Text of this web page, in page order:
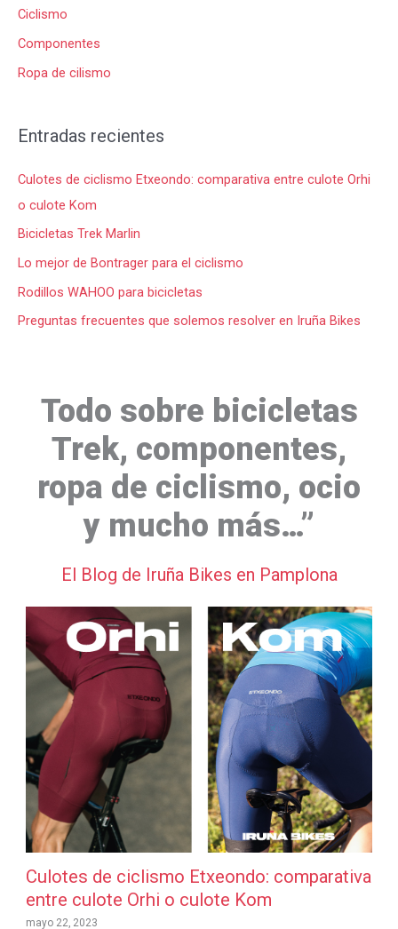
Ciclismo
Componentes
Ropa de cilismo
Entradas recientes
Culotes de ciclismo Etxeondo: comparativa entre culote Orhi
o culote Kom
Bicicletas Trek Marlin
Lo mejor de Bontrager para el ciclismo
Rodillos WAHOO para bicicletas
Preguntas frecuentes que solemos resolver en Iruña Bikes
Todo sobre bicicletas
Trek, componentes,
ropa de ciclismo, ocio
y mucho más…”
El Blog de Iruña Bikes en Pamplona
Culotes de ciclismo Etxeondo: comparativa
entre culote Orhi o culote Kom
mayo 22, 2023